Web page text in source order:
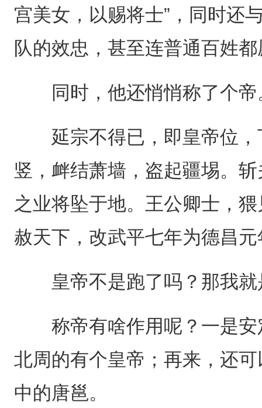
宫美女，以赐将士”，同时还
队的效忠，甚至连普通百姓
同时，他还悄悄称了个帝
延宗不得已，即皇帝位，
竖，衅结萧墙，盗起疆埸。
之业将坠于地。王公卿士，
赦天下，改武平七年为德昌元
皇帝不是跑了吗？那我就
称帝有啥作用呢？一是安
北周的有个皇帝；再来，还
中的唐邕。